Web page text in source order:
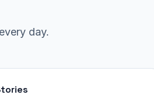
every day.